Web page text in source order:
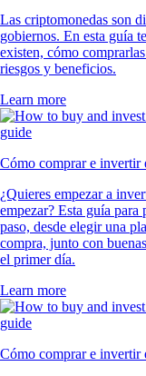
Las criptomonedas son
gobiernos. En esta guía
existen, cómo
riesgos y beneficios.
Learn more
Cómo comprar e invertir
¿Quieres empezar a
empezar? Esta guía
paso, desde elegir una
compra, junto con
el primer día.
Learn more
Cómo comprar e invertir